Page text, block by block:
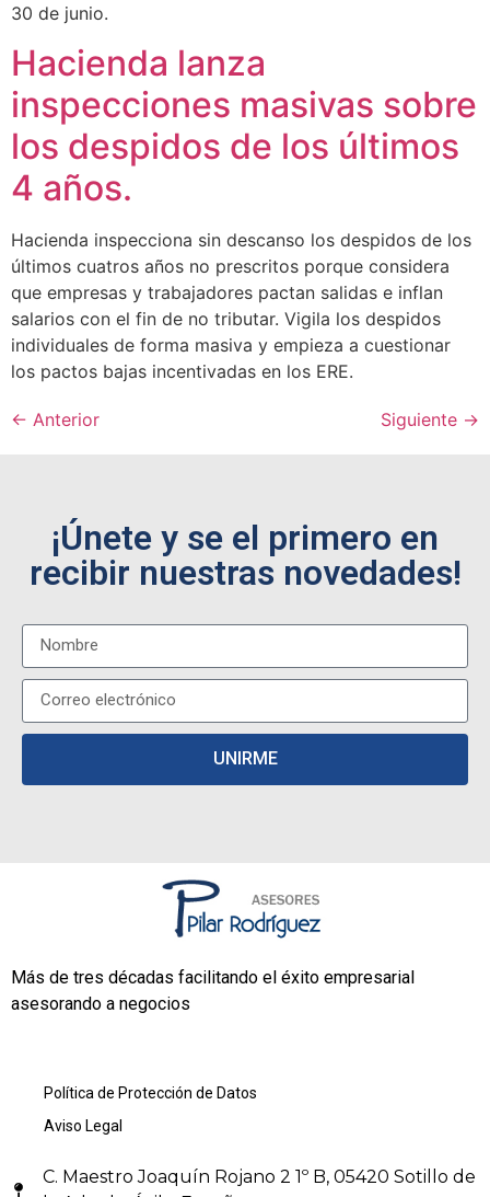
30 de junio.
Hacienda lanza
inspecciones masivas sobre
los despidos de los últimos
4 años.
Hacienda inspecciona sin descanso los despidos de los
últimos cuatros años no prescritos porque considera
que empresas y trabajadores pactan salidas e inflan
salarios con el fin de no tributar. Vigila los despidos
individuales de forma masiva y empieza a cuestionar
los pactos bajas incentivadas en los ERE.
← Anterior Siguiente →
¡Únete y se el primero en
recibir nuestras novedades!
UNIRME
Más de tres décadas facilitando el éxito empresarial
asesorando a negocios
Política de Protección de Datos
Aviso Legal
C. Maestro Joaquín Rojano 2 1º B, 05420 Sotillo de